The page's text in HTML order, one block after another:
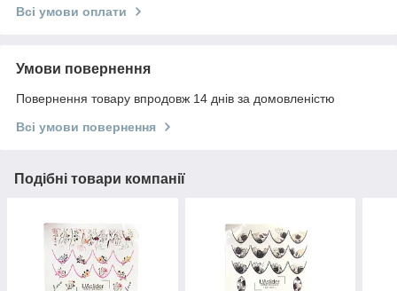
Всі умови оплати
Умови повернення
Повернення товару впродовж 14 днів за домовленістю
Всі умови повернення
Подібні товари компанії